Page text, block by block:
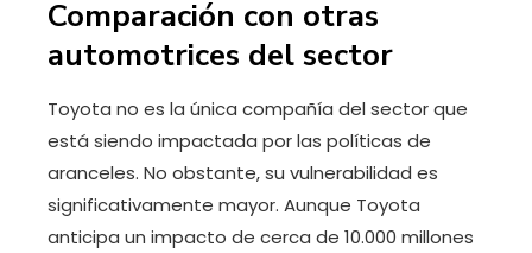
Comparación con otras
automotrices del sector
Toyota no es la única compañía del sector que
está siendo impactada por las políticas de
aranceles. No obstante, su vulnerabilidad es
significativamente mayor. Aunque Toyota
anticipa un impacto de cerca de 10.000 millones